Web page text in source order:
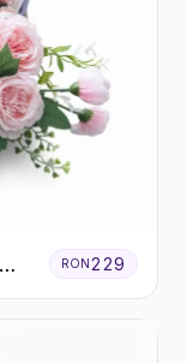
RON229